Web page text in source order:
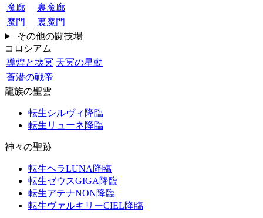
魔廊
裏魔廊
魔門
裏魔門
その他の闘技場
コロシアム
導煌と壊冥 天冥の星動
蒼潜の戦帝
龍族の聖雲
転生シルヴィ降臨
転生リューネ降臨
神々の聖跡
転生ヘラLUNA降臨
転生ゼウスGIGA降臨
転生アテナNON降臨
転生ヴァルキリーCIEL降臨